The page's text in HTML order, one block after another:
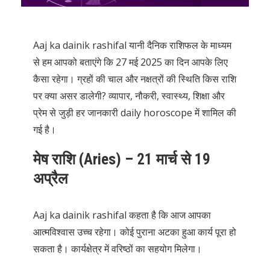
Aaj ka dainik rashifal यानी दैनिक राशिफल के माध्यम
से हम आपको बताएंगे कि 27 मई 2025 का दिन आपके लिए
कैसा रहेगा। ग्रहों की चाल और नक्षत्रों की स्थिति किस राशि
पर क्या असर डालेगी? व्यापार, नौकरी, स्वास्थ्य, शिक्षा और
प्रेम से जुड़ी हर जानकारी daily horoscope में शामिल की
गई है।
मेष राशि (Aries) – 21 मार्च से 19
अप्रैल
Aaj ka dainik rashifal कहता है कि आज आपका
आत्मविश्वास उच्च रहेगा। कोई पुराना अटका हुआ कार्य पूरा हो
सकता है। कार्यक्षेत्र में वरिष्ठों का सहयोग मिलेगा।